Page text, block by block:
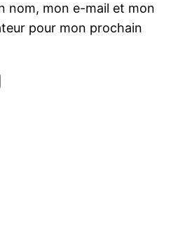
nom, mon e-mail et mon
pour mon prochain